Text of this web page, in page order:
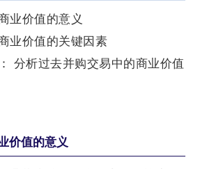
业价值的意义
业价值的关键因素
分析过去并购交易中的商业价值
价值的意义